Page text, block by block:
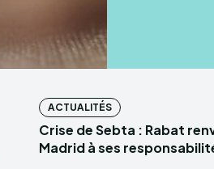
ACTUALITÉS
Crise de Sebta : Rabat
Madrid à ses